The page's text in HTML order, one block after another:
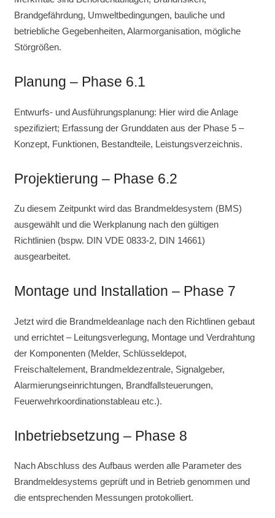
Brandgefährdung, Umweltbedingungen, bauliche und
betriebliche Gegebenheiten, Alarmorganisation, mögliche
Störgrößen.
Planung – Phase 6.1
Entwurfs- und Ausführungsplanung: Hier wird die Anlage
spezifiziert; Erfassung der Grunddaten aus der Phase 5 –
Konzept, Funktionen, Bestandteile, Leistungsverzeichnis.
Projektierung – Phase 6.2
Zu diesem Zeitpunkt wird das Brandmeldesystem (BMS)
ausgewählt und die Werkplanung nach den gültigen
Richtlinien (bspw. DIN VDE 0833-2, DIN 14661)
ausgearbeitet.
Montage und Installation – Phase 7
Jetzt wird die Brandmeldeanlage nach den Richtlinen gebaut
und errichtet – Leitungsverlegung, Montage und Verdrahtung
der Komponenten (Melder, Schlüsseldepot,
Freischaltelement, Brandmeldezentrale, Signalgeber,
Alarmierungseinrichtungen, Brandfallsteuerungen,
Feuerwehrkoordinationstableau etc.).
Inbetriebsetzung – Phase 8
Nach Abschluss des Aufbaus werden alle Parameter des
Brandmeldesystems geprüft und in Betrieb genommen und
die entsprechenden Messungen protokolliert.